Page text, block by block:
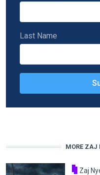
Last Name
MORE ZAJ
Zaj